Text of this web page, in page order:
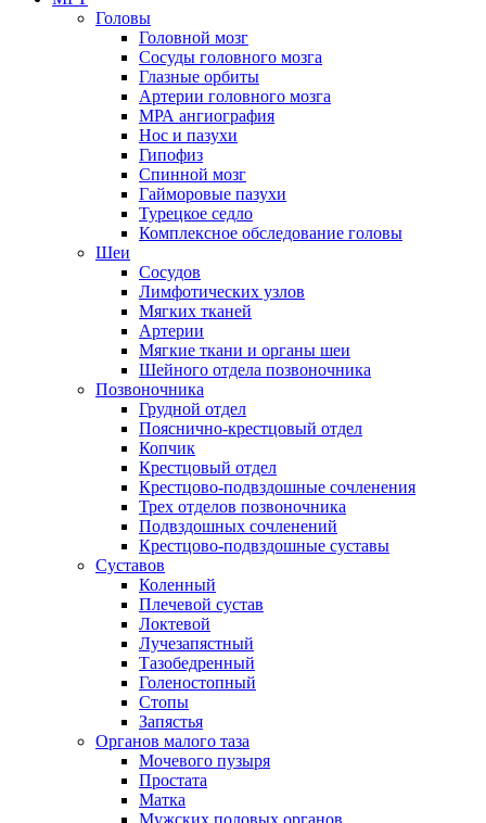
Головы
Головной мозг
Сосуды головного мозга
Глазные орбиты
Артерии головного мозга
МРА ангиография
Нос и пазухи
Гипофиз
Спинной мозг
Гайморовые пазухи
Турецкое седло
Комплексное обследование головы
Шеи
Сосудов
Лимфотических узлов
Мягких тканей
Артерии
Мягкие ткани и органы шеи
Шейного отдела позвоночника
Позвоночника
Грудной отдел
Пояснично-крестцовый отдел
Копчик
Крестцовый отдел
Крестцово-подвздошные сочленения
Трех отделов позвоночника
Подвздошных сочленений
Крестцово-подвздошные суставы
Суставов
Коленный
Плечевой сустав
Локтевой
Лучезапястный
Тазобедренный
Голеностопный
Стопы
Запястья
Органов малого таза
Мочевого пузыря
Простата
Матка
Мужских половых органов